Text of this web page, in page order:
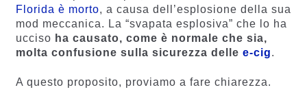
Florida è morto, a causa dell’esplosione della sua
mod meccanica. La “svapata esplosiva” che lo ha
ucciso ha causato, come è normale che sia,
molta confusione sulla sicurezza delle e-cig.
A questo proposito, proviamo a fare chiarezza.